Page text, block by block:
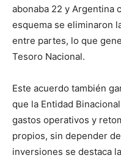
abonaba 22 y Argentina
esquema se eliminaron
entre partes, lo que
Tesoro Nacional.
Este acuerdo también
que la Entidad
gastos operativos y
propios, sin depender
inversiones se destaca